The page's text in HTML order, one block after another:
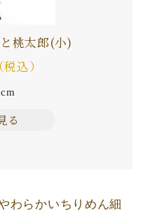
桃太郎(小)
込）
る
わらかいちりめん細